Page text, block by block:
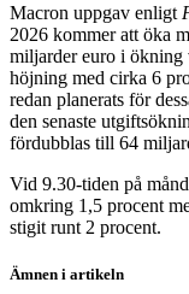
Macron uppgav enligt
2026 kommer att öka
miljarder euro i ökning
höjning med cirka 6
redan planerats för
den senaste
fördubblas till 64
Vid 9.30-tiden på
omkring 1,5 procent
stigit runt 2 procent.
Ämnen i artikeln